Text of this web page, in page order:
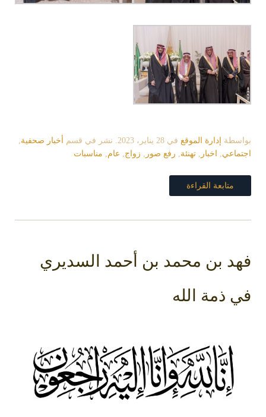
بواسطة إدارة الموقع في 28 يناير، 2023 . نشر في قسم أخبار صحفية,
اجتماعي, اخبار , تهنئة, رفع صور , زواج, عام, مناسبات
متابعة القراءة
فهد بن محمد بن أحمد السديري
في ذمة الله